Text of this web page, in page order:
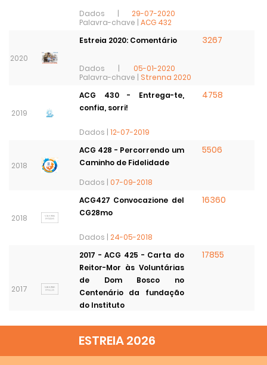
Dados | 29-07-2020
Palavra-chave | ACG 432
2020
Estreia 2020: Comentário
Dados | 05-01-2020
Palavra-chave | Strenna 2020
3267
2019
ACG 430 - Entrega-te,
confia, sorri!
Dados | 12-07-2019
4758
2018
ACG 428 - Percorrendo um
Caminho de Fidelidade
Dados | 07-09-2018
5506
2018
ACG427 Convocazione del
CG28mo
Dados | 24-05-2018
16360
2017
2017 - ACG 425 - Carta do
Reitor-Mor às Voluntárias
de Dom Bosco no
Centenário da fundação
do Instituto
Dados |27-08-2017
17855
ACG 424 - SOMOS FAMÍLIA!
ESTREIA 2026